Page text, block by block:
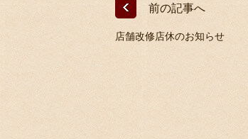
前の記事へ
店舗改修店休のお知らせ